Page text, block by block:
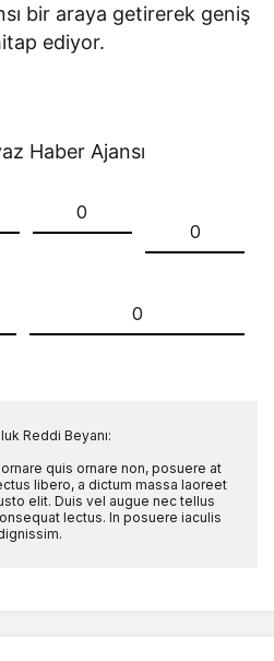
bir araya getirerek geniş
ediyor.
Haber Ajansı
0
0
0
Reddi Beyanı:
quis ornare non, posuere at
libero, a dictum massa laoreet
elit. Duis vel augue nec tellus
lectus. In posuere iaculis